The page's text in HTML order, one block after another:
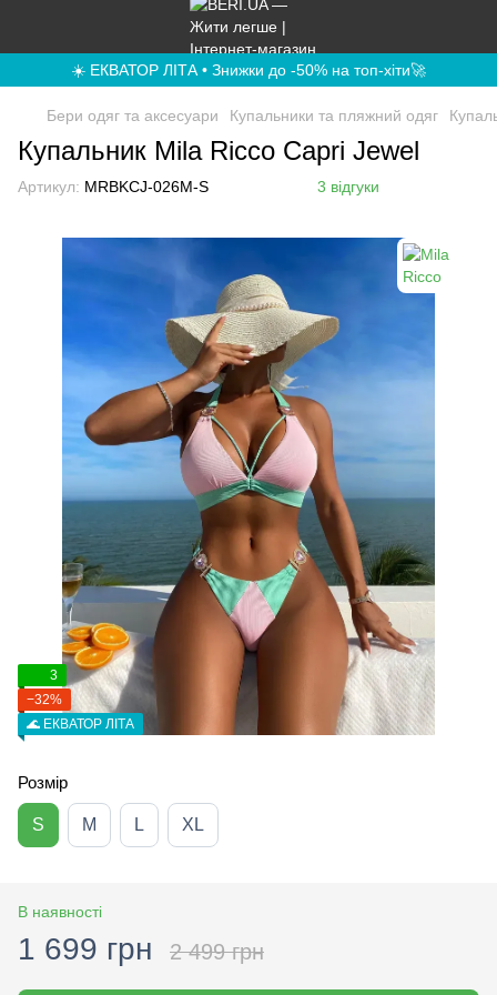
☀️ ЕКВАТОР ЛІТА • Знижки до -50% на топ-хіти🚀
Бери одяг та аксесуари Купальники та пляжний одяг
Купальник Mila Ricco Capri Jewel
Артикул: MRBKCJ-026M-S 3 відгуки
3
−32%
🌊 ЕКВАТОР ЛІТА
Розмір
S M L XL
В наявності
1 699 грн 2 499 грн